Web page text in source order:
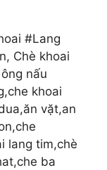
#Lang
Chè khoai
nấu
khoai
vặt,an
lang tim,chè
ba